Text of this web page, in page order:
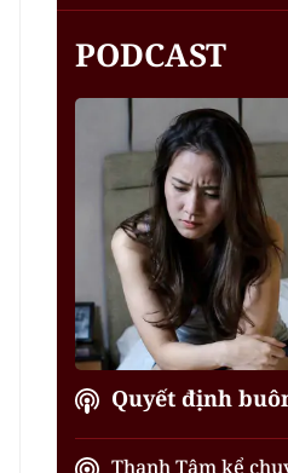
PODCAST
Quyết định
Thanh Tâm kể